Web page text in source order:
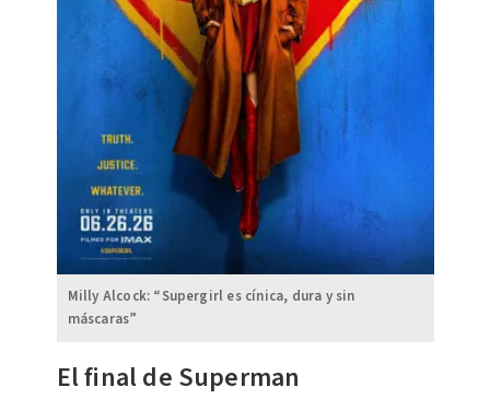
Milly Alcock: “Supergirl es cínica, dura y sin
máscaras”
El final de Superman